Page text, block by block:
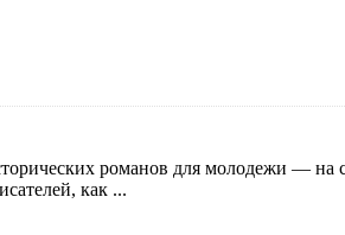
романов для молодежи — на
как ...